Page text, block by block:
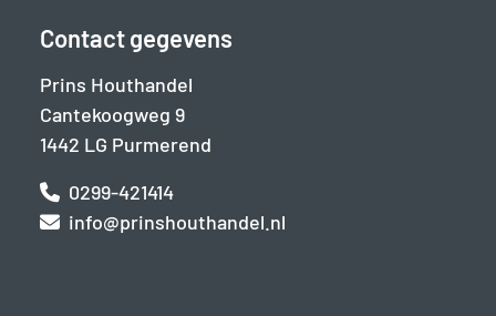
Contact gegevens
Prins Houthandel
Cantekoogweg 9
1442 LG Purmerend
0299-421414
info@prinshouthandel.nl